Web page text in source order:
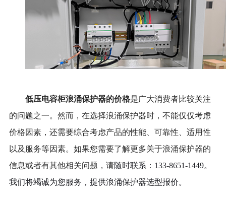
低压电容柜浪涌保护器的价格是广大消费者比较关注
的问题之一。然而，在选择浪涌保护器时，不能仅仅考虑
价格因素，还需要综合考虑产品的性能、可靠性、适用性
以及服务等因素。如果您需要了解更多关于浪涌保护器的
信息或者有其他相关问题，请随时联系：133-8651-1449。
我们将竭诚为您服务，提供浪涌保护器选型报价。